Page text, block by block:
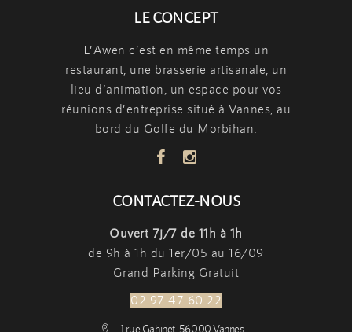
LE CONCEPT
L’Awen c’est en même temps un
restaurant, une brasserie artisanale, un
lieu d’animation, un espace pour vos
réunions d’entreprise situé à Vannes, au
bord du Golfe du Morbihan.
CONTACTEZ-NOUS
Ouvert 7j/7 de 11h à 1h
de 9h à 1h du 1er/05 au 16/09
Grand Parking Gratuit
02 97 47 60 22
1 rue Gahinet, 56000 Vannes